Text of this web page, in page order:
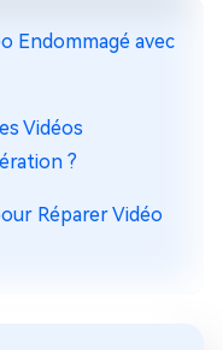
Endommagé avec
Vidéos
?
Réparer Vidéo